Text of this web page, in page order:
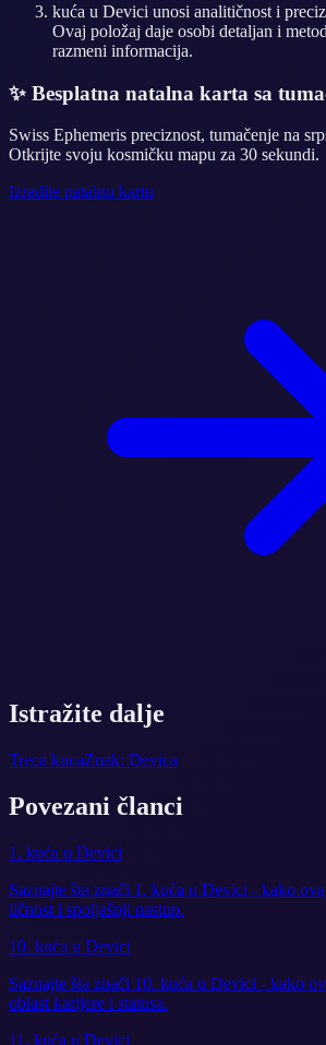
kuća u Devici unosi analitičnost i
Ovaj položaj daje osobi detaljan i
razmeni informacija.
✨ Besplatna natalna karta sa
Swiss Ephemeris preciznost, tumačenje na
Otkrijte svoju kosmičku mapu za 30 sekundi.
Izradite natalnu kartu
Istražite dalje
Treca kucaZnak: Devica
Povezani članci
1. kuća u Devici
Saznajte šta znači 1. kuća u Devici - kako
ličnost i spoljašnji nastup.
10. kuća u Devici
Saznajte šta znači 10. kuća u Devici - kako
oblast karijere i statusa.
11. kuća u Devici